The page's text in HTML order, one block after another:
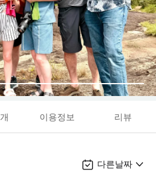
이용정보 리뷰
다른날짜